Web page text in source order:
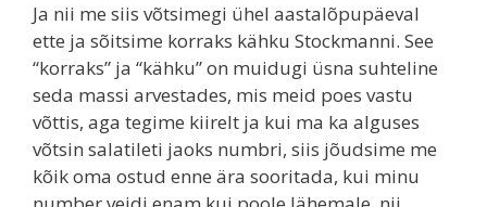
Ja nii me siis võtsimegi ühel aastalõpupäeval
ette ja sõitsime korraks kähku Stockmanni. See
“korraks” ja “kähku” on muidugi üsna suhteline
seda massi arvestades, mis meid poes vastu
võttis, aga tegime kiirelt ja kui ma ka alguses
võtsin salatileti jaoks numbri, siis jõudsime me
kõik oma ostud enne ära sooritada, kui minu